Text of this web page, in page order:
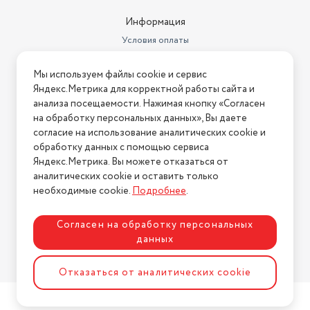
включения
защита от брызг
Информация
Условия оплаты
Условия возврата
Нашли ошибку на сайте? Напишите нам
2026 © Интернет-магазин "АстМаркет". У нас есть всё!
Политика конфиденциальности
Разработка сайтаASTDESIGN
Мы используем файлы cookie и сервис
Яндекс.Метрика для корректной работы сайта и
анализа посещаемости. Нажимая кнопку «Согласен
на обработку персональных данных», Вы даете
согласие на использование аналитических cookie и
обработку данных с помощью сервиса
Яндекс.Метрика. Вы можете отказаться от
аналитических cookie и оставить только
необходимые cookie.Подробнее.
Согласен на обработку персональных
данных
Отказаться от аналитических cookie